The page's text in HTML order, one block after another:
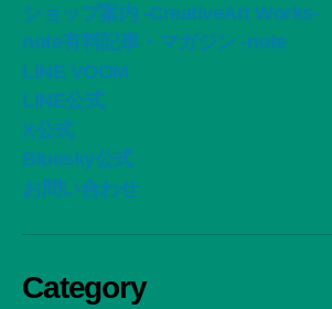
ショップ案内 -CreativeArt Works-
note有料記事・マガジン -note
LINE VOOM
LINE公式
X公式
Bluesky公式
お問い合わせ
Category